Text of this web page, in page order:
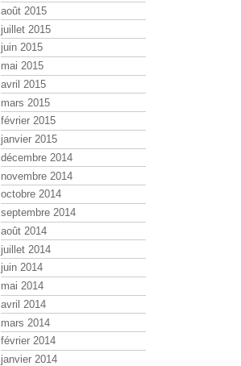
août 2015
juillet 2015
juin 2015
mai 2015
avril 2015
mars 2015
février 2015
janvier 2015
décembre 2014
novembre 2014
octobre 2014
septembre 2014
août 2014
juillet 2014
juin 2014
mai 2014
avril 2014
mars 2014
février 2014
janvier 2014